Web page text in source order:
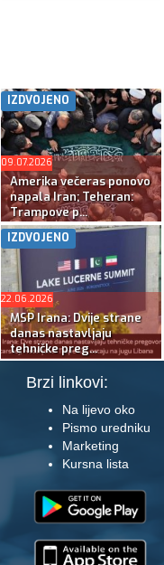
IZDVOJENO
09.07.2026
Amerika večeras ponovo
napala Iran; Teheran:
Trampove p...
IZDVOJENO
22.06.2026
MSP Irana: Dvije strane
danas nastavljaju
tehničke preg...
Brzi linkovi:
Na lijevo oko
Pismo uredniku
Marketing
Kursna lista